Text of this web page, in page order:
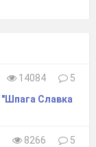
14084
5
"Шпага Славка
8266
5